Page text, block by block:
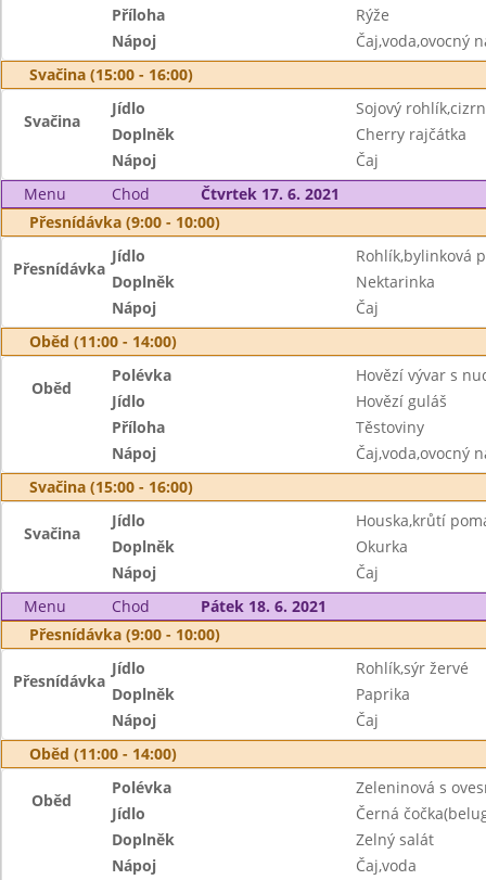
Příloha
Rýže
Nápoj
Čaj,voda,ovocný
Svačina (15:00 - 16:00)
Svačina
Jídlo
Sojový
Doplněk
Cherry rajčátka
Nápoj
Čaj
Menu
Chod
Čtvrtek 17. 6. 2021
Přesnídávka (9:00 - 10:00)
Přesnídávka
Jídlo
Rohlík,bylinková
Doplněk
Nektarinka
Nápoj
Čaj
Oběd (11:00 - 14:00)
Oběd
Polévka
Hovězí vývar s
Jídlo
Hovězí guláš
Příloha
Těstoviny
Nápoj
Čaj,voda,ovocný
Svačina (15:00 - 16:00)
Svačina
Jídlo
Houska,krůtí
Doplněk
Okurka
Nápoj
Čaj
Menu
Chod
Pátek 18. 6. 2021
Přesnídávka (9:00 - 10:00)
Přesnídávka
Jídlo
Rohlík,sýr žervé
Doplněk
Paprika
Nápoj
Čaj
Oběd (11:00 - 14:00)
Oběd
Polévka
Zeleninová s
Jídlo
Černá
Doplněk
Zelný salát
Nápoj
Čaj,voda